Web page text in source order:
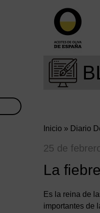
Inicio » Diario
25 de
La
Es la reina de
importantes de